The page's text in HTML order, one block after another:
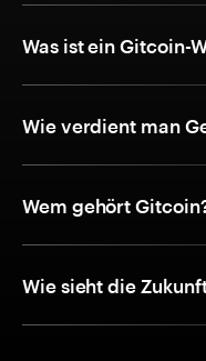
Was ist ein Gitcoin-
Wie verdient man
Wem gehört
Wie sieht die